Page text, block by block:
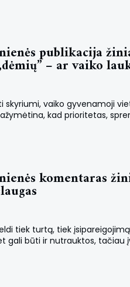
publikacija
– ar vaiko
skyriumi, vaiko gyvenamoji
kad prioritetas,
komentaras
tiek turtą, tiek
gali būti ir nutrauktos, tačiau